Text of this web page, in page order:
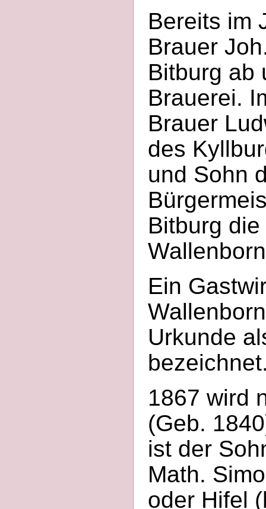
Bereits im
Brauer
Bitburg ab
Brauerei.
Brauer
des
und Sohn
Bitburg
Wallenborn
Ein
Urkunde
1867 wird
(Geb.
ist der
Math.
oder Hifel